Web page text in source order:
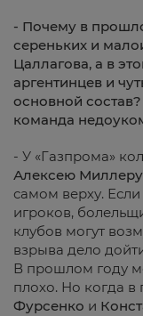
- Почему в
сереньких и
Цаллагова, а в
аргентинцев и
основной
команда
- У «Газпрома»
Алексею Миллеру
самом верху. Если
игроков,
клубов могут
взрыва дело
В прошлом году
плохо. Но когда в
Фурсенко и